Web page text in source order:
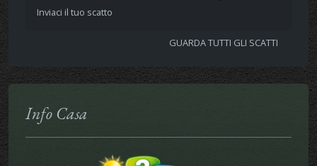
Inviaci il tuo scatto
GUARDA TUTTI GLI SCATTI
Info Casa